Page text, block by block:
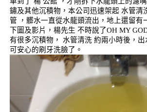
鏽及其他沉積物，本公司迅速架起 水管清
管 ，髒水一直從水龍頭流出，地上還留有
下圖及影片，楊先生 不時說了OH MY
有很多沉積物， 水管清洗 約兩小時後，
可安心的刷牙洗臉了。